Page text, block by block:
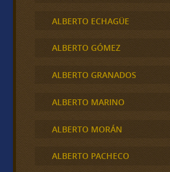
ALBERTO ECHAGÜE
ALBERTO GÓMEZ
ALBERTO GRANADOS
ALBERTO MARINO
ALBERTO MORÁN
ALBERTO PACHECO